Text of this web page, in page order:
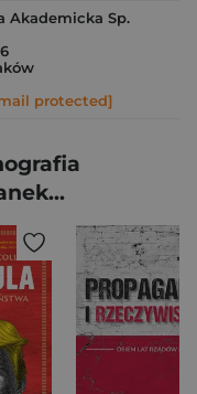
Akademicka Sp.
protected]